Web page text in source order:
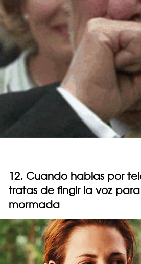
12. Cuando hablas por
tratas de fingir la voz
mormada